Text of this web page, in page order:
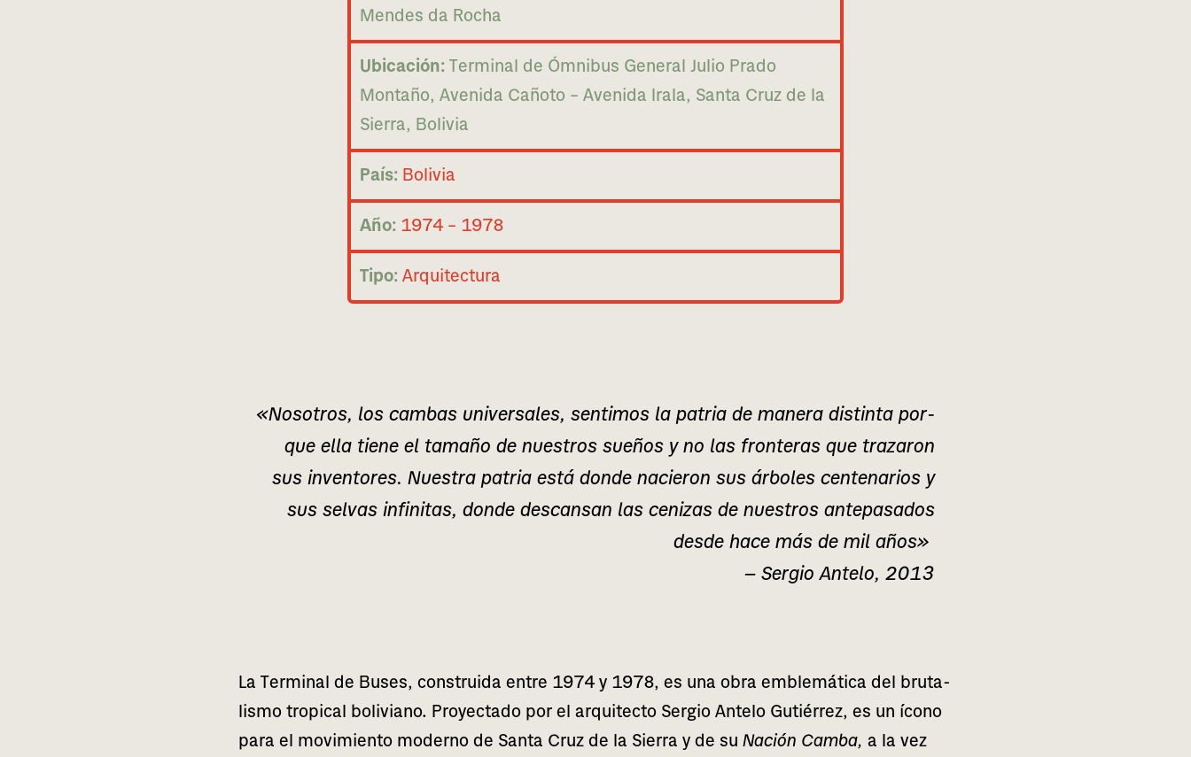
Mendes da Rocha
Ubicación:Terminal de Ómnibus General Julio Prado
Montaño, Avenida Cañoto – Avenida Irala, Santa Cruz de la
Sierra, Bolivia
País: Bolivia
Año: 1974 – 1978
Tipo:Arquitectura
«Nosotros, los cam­bas uni­ver­sa­les, sen­ti­mos la patria de mane­ra dis­tin­ta por­
que ella tiene el tama­ño de nues­tros sue­ños y no las fron­te­ras que tra­za­ron
sus inven­to­res. Nuestra patria está donde nacie­ron sus árbo­les cen­te­na­rios y
sus sel­vas infi­ni­tas, donde des­can­san las ceni­zas de nues­tros ante­pa­sa­dos
desde hace más de mil años»
— Sergio Antelo, 2013
La Terminal de Buses, cons­trui­da entre 1974 y 1978, es una obra emble­má­ti­ca del bru­ta­
lis­mo tro­pi­cal boli­viano. Proyectado por el arqui­tec­to Sergio Antelo Gutiérrez, es un ícono
para el movi­mien­to moderno de Santa Cruz de la Sierra y de su Nación Camba, a la vez